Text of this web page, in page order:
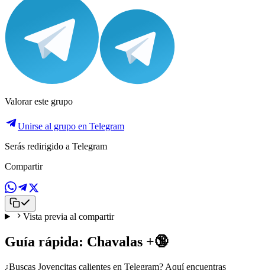
Valorar este grupo
Unirse al grupo en Telegram
Serás redirigido a Telegram
Compartir
Vista previa al compartir
Guía rápida: Chavalas +🔞
¿Buscas Jovencitas calientes en Telegram? Aquí encuentras